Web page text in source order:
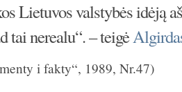
Lietuvos valstybės idėją
tai nerealu“. – teigė
i fakty“, 1989, Nr.47)